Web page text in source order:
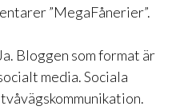
”MegaFånerier”.
Bloggen som format är
media. Sociala